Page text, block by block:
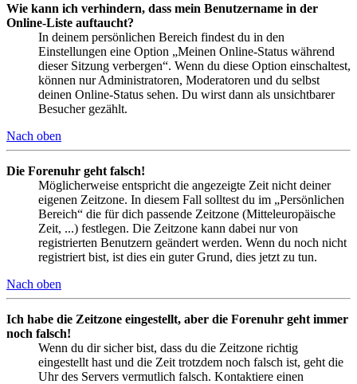
Wie kann ich verhindern, dass mein Benutzername in der
Online-Liste auftaucht?
In deinem persönlichen Bereich findest du in den
Einstellungen eine Option „Meinen Online-Status während
dieser Sitzung verbergen“. Wenn du diese Option einschaltest,
können nur Administratoren, Moderatoren und du selbst
deinen Online-Status sehen. Du wirst dann als unsichtbarer
Besucher gezählt.
Nach oben
Die Forenuhr geht falsch!
Möglicherweise entspricht die angezeigte Zeit nicht deiner
eigenen Zeitzone. In diesem Fall solltest du im „Persönlichen
Bereich“ die für dich passende Zeitzone (Mitteleuropäische
Zeit, ...) festlegen. Die Zeitzone kann dabei nur von
registrierten Benutzern geändert werden. Wenn du noch nicht
registriert bist, ist dies ein guter Grund, dies jetzt zu tun.
Nach oben
Ich habe die Zeitzone eingestellt, aber die Forenuhr geht immer
noch falsch!
Wenn du dir sicher bist, dass du die Zeitzone richtig
eingestellt hast und die Zeit trotzdem noch falsch ist, geht die
Uhr des Servers vermutlich falsch. Kontaktiere einen